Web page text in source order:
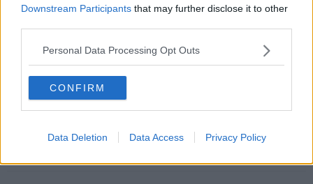
Downstream Participants that may further disclose it to other
Personal Data Processing Opt Outs
CONFIRM
Data Deletion Data Access Privacy Policy
E' stato soccorso e portato d'urgenza in ospedale dove ieri c'è stato
il tragico epilogo.
I carabinieri, che indagano sull'accaduto, hanno acquisito le
immagini delle telecamere presenti nella zona.